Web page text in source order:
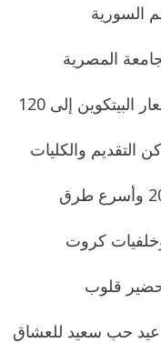
السورية
المصرية
ستاندرد تشارترد: توقعات بارتفاع اسعار البيتكوين إلى 120
مواعيد وأماكن التقديم والكليات
موعد ظهور نتيجة الثانوية العامة 2023 وأسرع طرق
وخلفيات كروت
قلوب